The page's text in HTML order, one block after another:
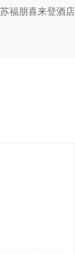
福朋喜来登酒店